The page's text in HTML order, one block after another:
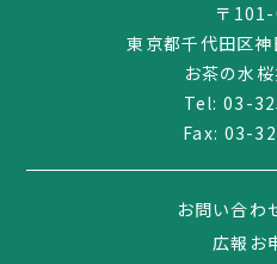
〒
東京都千代田区
お茶の水
Tel:03-
Fax: 03-
お問い合わ
広報お